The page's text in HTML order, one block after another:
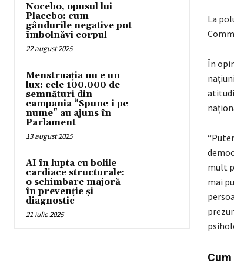
Nocebo, opusul lui
Placebo: cum
gândurile negative pot
îmbolnăvi corpul
22 august 2025
Menstruația nu e un
lux: cele 100.000 de
semnături din
campania “Spune-i pe
nume” au ajuns în
Parlament
13 august 2025
AI în lupta cu bolile
cardiace structurale:
o schimbare majoră
în prevenție și
diagnostic
21 iulie 2025
La
În
mult
mai